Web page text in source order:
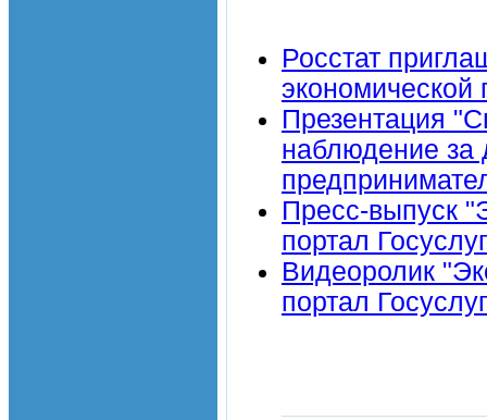
Росстат
экономической
Презентация
наблюдение за
Пресс-выпуск
портал
Видеоролик
портал